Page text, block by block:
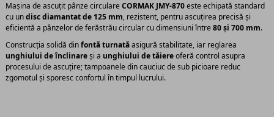
Mașina de ascuțit pânze circulareCORMAK JMY-870este echipată standard
cu undisc diamantat de 125 mm, rezistent, pentru ascuțirea precisă și
eficientă a pânzelor de ferăstrău circular cu dimensiuni între80 și 700 mm.
Construcția solidă dinfontă turnatăasigură stabilitate, iar reglarea
unghiului de înclinareși a unghiului de tăiereoferă control asupra
procesului de ascuțire; tampoanele din cauciuc de sub picioare reduc
zgomotul și sporesc confortul în timpul lucrului.